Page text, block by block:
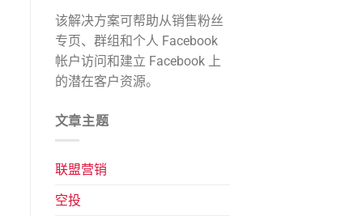
该解决方案可帮助从销售粉丝
专页、群组和个人 Facebook
帐户访问和建立 Facebook 上
的潜在客户资源。
文章主题
联盟营销
空投